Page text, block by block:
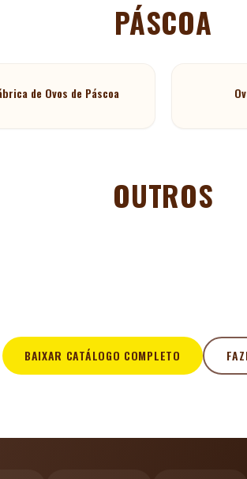
PÁSCOA
de Ovos de Páscoa
OUTROS
BAIXAR CATÁLOGO COMPLETO